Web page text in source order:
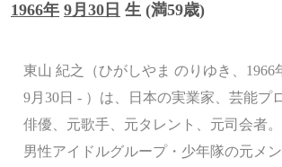
1966年 9月30日 生 (満59歳)
東山 紀之（ひがしやま のりゆき、1966
9月30日 - ）は、日本の実業家、芸能プ
俳優、元歌手、元タレント、元司会者。
男性アイドルグループ・少年隊の元メン